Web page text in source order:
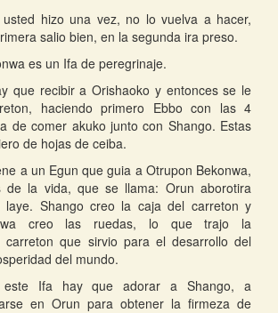
hizo una vez, no lo vuelva a hacer,
salio bien, en la segunda ira preso.
es un Ifa de peregrinaje.
que recibir a Orishaoko y entonces se le
haciendo primero Ebbo con las 4
de comer akuko junto con Shango. Estas
de hojas de ceiba.
a un Egun que guia a Otrupon Bekonwa,
de la vida, que se llama: Orun aborotira
laye. Shango creo la caja del carreton y
creo las ruedas, lo que trajo la
carreton que sirvio para el desarrollo del
del mundo.
este Ifa hay que adorar a Shango, a
en Orun para obtener la firmeza de